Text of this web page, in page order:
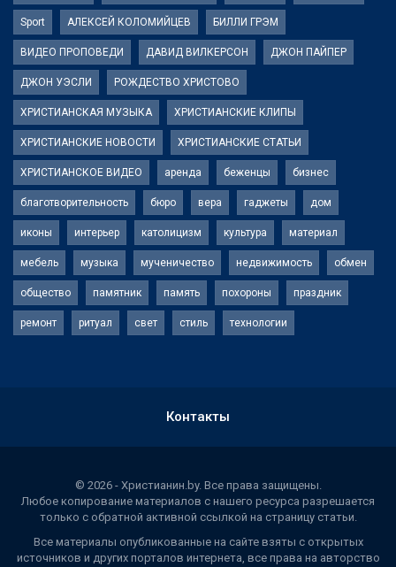
Sport АЛЕКСЕЙ КОЛОМИЙЦЕВ БИЛЛИ ГРЭМ
ВИДЕО ПРОПОВЕДИ ДАВИД ВИЛКЕРСОН ДЖОН ПАЙПЕР
ДЖОН УЭСЛИ РОЖДЕСТВО ХРИСТОВО
ХРИСТИАНСКАЯ МУЗЫКА ХРИСТИАНСКИЕ КЛИПЫ
ХРИСТИАНСКИЕ НОВОСТИ ХРИСТИАНСКИЕ СТАТЬИ
ХРИСТИАНСКОЕ ВИДЕО аренда беженцы бизнес
благотворительность бюро вера гаджеты дом
иконы интерьер католицизм культура материал
мебель музыка мученичество недвижимость обмен
общество памятник память похороны праздник
ремонт ритуал свет стиль технологии
Контакты
© 2026 - Христианин.by. Все права защищены.
Любое копирование материалов с нашего ресурса разрешается
только с обратной активной ссылкой на страницу статьи.
Все материалы опубликованные на сайте взяты с открытых
источников и других порталов интернета, все права на авторство